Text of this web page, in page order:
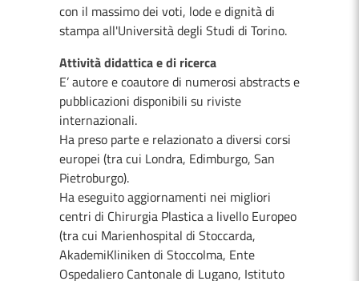
con il massimo dei voti, lode e dignità di
stampa all'Università degli Studi di Torino.
Attività didattica e di ricerca
E’ autore e coautore di numerosi abstracts e
pubblicazioni disponibili su riviste
internazionali.
Ha preso parte e relazionato a diversi corsi
europei (tra cui Londra, Edimburgo, San
Pietroburgo).
Ha eseguito aggiornamenti nei migliori
centri di Chirurgia Plastica a livello Europeo
(tra cui Marienhospital di Stoccarda,
AkademiKliniken di Stoccolma, Ente
Ospedaliero Cantonale di Lugano, Istituto